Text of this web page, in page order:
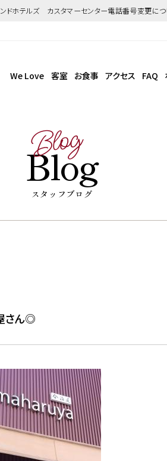
ンドホテルズ カスタマーセンター電話番号変更に
We Love 客室 お食事 アクセス FAQ
Blog
Blog
スタッフブログ
さん◎